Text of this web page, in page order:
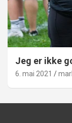
Jeg er ikke
6. mai 2021